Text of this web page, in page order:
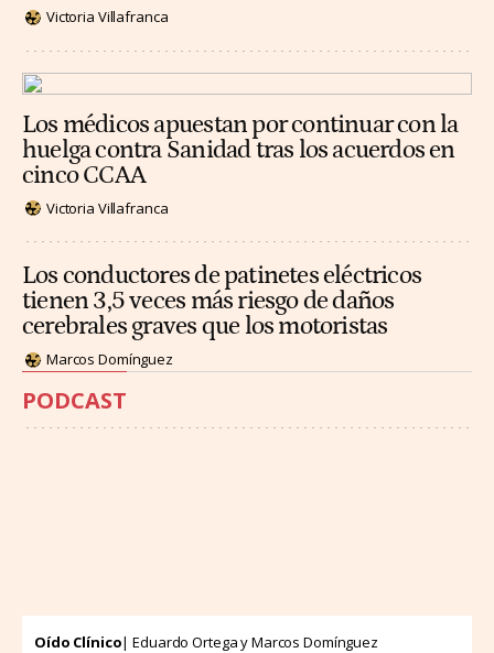
Victoria Villafranca
Los médicos apuestan por continuar con la
huelga contra Sanidad tras los acuerdos en
cinco CCAA
Victoria Villafranca
Los conductores de patinetes eléctricos
tienen 3,5 veces más riesgo de daños
cerebrales graves que los motoristas
Marcos Domínguez
PODCAST
Oído Clínico| Eduardo Ortega y Marcos Domínguez